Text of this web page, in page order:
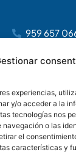
experiencias,
y/o acceder a la
tecnologías nos
navegación o las
el
características y
959 657
Tartessos,
C, nave 14
21610 San
del Puerto,